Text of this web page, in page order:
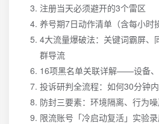
注册当天必须避开的3个雷区
养号期7日动作清单（含每小时
4大流量爆破法：关键词霸屏、
群导流
16项黑名单关联详解——设备
投诉研判全流程：如何30分钟
防封三要素：环境隔离、行为
限流账号「冷启动复活」实验